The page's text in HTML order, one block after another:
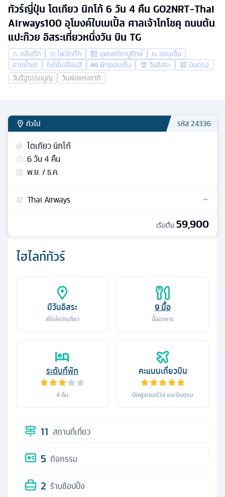
ทัวร์ญี่ปุ่น โตเกียว นิกโก้ 6 วัน 4 คืน GO2NRT-Thai
Airways100 อุโมงค์ใบเมเปิ้ล ศาลเจ้าโทโชคุ ถนนต้น
แปะก๊วย อิสระเที่ยวหนึ่งวัน บิน TG
กลับดึก ไฟล์ทดึก บุฟเฟต์ขาปูยักษ์
ออนเซ็น
อาบน้ำแร่
ใบไม้เปลี่ยนสี พักออนเซ็น วันอิสระ
บินตรง
วันรัฐธรรมนูญ
วันพ่อแห่งชาติ
ไฮไลท์ทัวร์
มีวันอิสระ
สไตล์การเที่ยว
9มื้อ
มื้ออาหาร
ระดับที่พัก
4 คืน
คะแนนเที่ยวบิน
บินฟูลเซอร์วิส และบินตรง
11 สถานที่เที่ยว
5 กิจกรรม
2 ร้านช้อปปิ้ง
ทั่วไป รหัส24336
โตเกียว นิกโก้
6วัน4 คืน
พ.ย. / ธ.ค.
Thai Airways
เริ่มต้น 59,900